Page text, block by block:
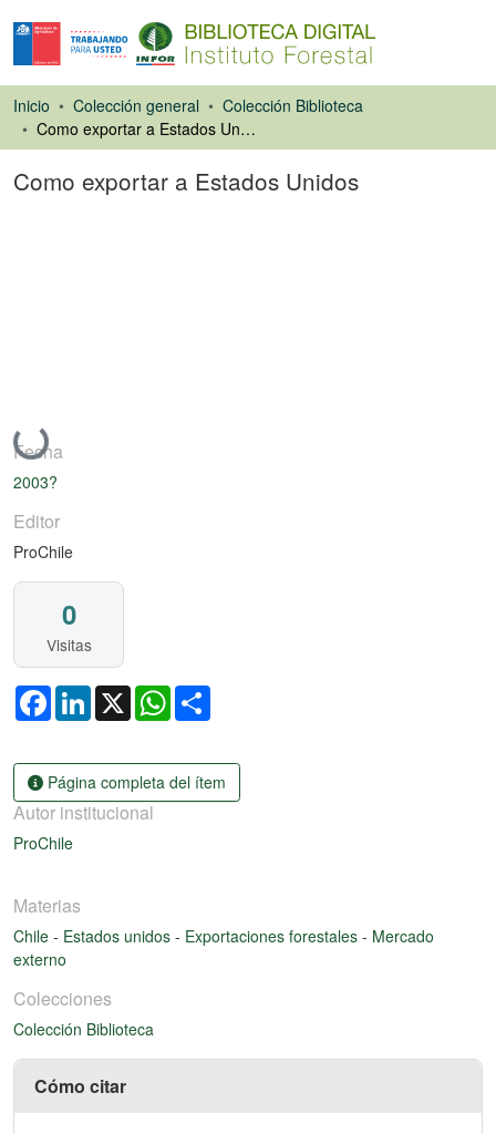
Inicio Colección general
Colección Biblioteca
Como exportar a Estados Unidos
Como exportar a Estados Unidos
Cargando...
Fecha
2003?
Editor
ProChile
0
Visitas
FacebookLinkedIn
X WhatsApp
Página completa del ítem
Autor institucional
ProChile
Materias
Chile - Estados unidos - Exportaciones forestales - Mercado
externo
Colecciones
Colección Biblioteca
Cómo citar